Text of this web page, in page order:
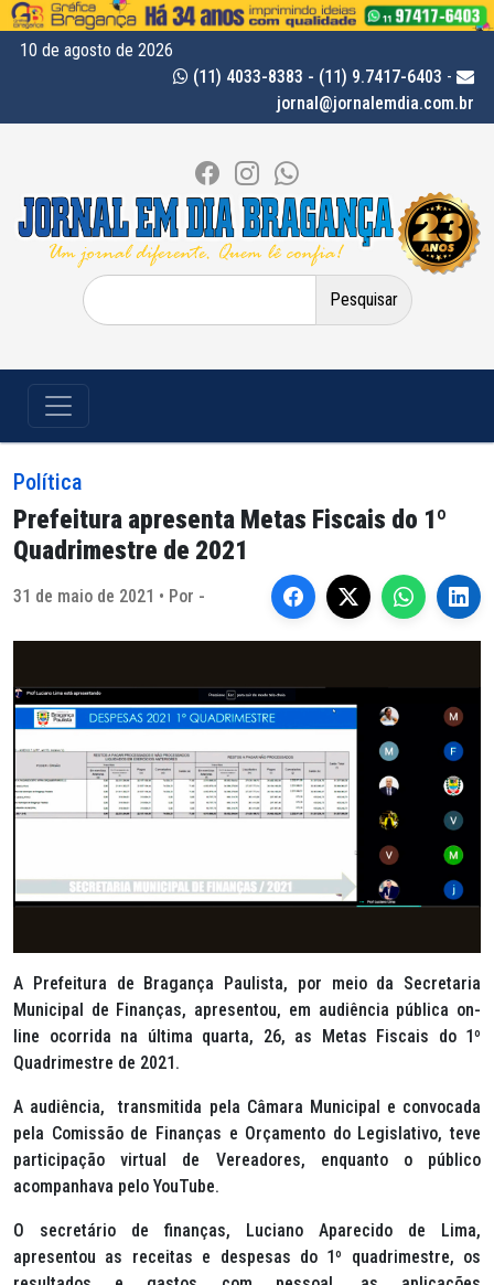
10 de agosto de 2026
(11) 4033-8383 - (11) 9.7417-6403 -
jornal@jornalemdia.com.br
Pesquisar
por:
Política
Prefeitura apresenta Metas Fiscais do 1º
Quadrimestre de 2021
31 de maio de 2021 • Por -
A Prefeitura de Bragança Paulista, por meio da Secretaria
Municipal de Finanças, apresentou, em audiência pública on-
line ocorrida na última quarta, 26, as Metas Fiscais do 1º
Quadrimestre de 2021.
A audiência, transmitida pela Câmara Municipal e convocada
pela Comissão de Finanças e Orçamento do Legislativo, teve
participação virtual de Vereadores, enquanto o público
acompanhava pelo YouTube.
O secretário de finanças, Luciano Aparecido de Lima,
apresentou as receitas e despesas do 1º quadrimestre, os